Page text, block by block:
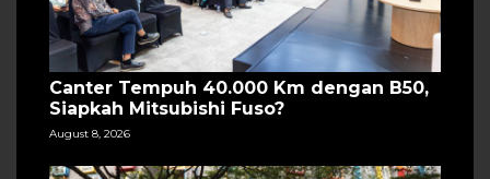
Canter Tempuh 40.000 Km dengan B50,
Siapkah Mitsubishi Fuso?
August 8, 2026